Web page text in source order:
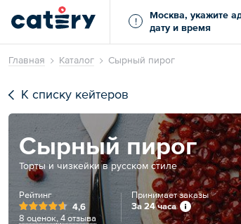
!
Москва, укажите
дату и время
Главная Каталог Сырный пирог
К списку кейтеров
Сырный пирог
Торты и чизкейки в русском стиле
Рейтинг
4,6
8 оценок, 4 отзыва
Принимает заказы
За 24 часа